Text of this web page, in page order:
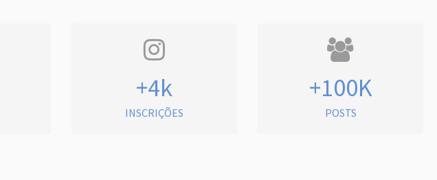
+4k
INSCRIÇÕES
+100K
POSTS